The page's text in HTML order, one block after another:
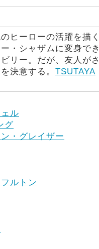
ヒーローの活躍を描く
・シャザムに変身でき
リー。だが、友人がさ
決意する。 TSUTAYA
ル
グ
・グレイザー
ルトン